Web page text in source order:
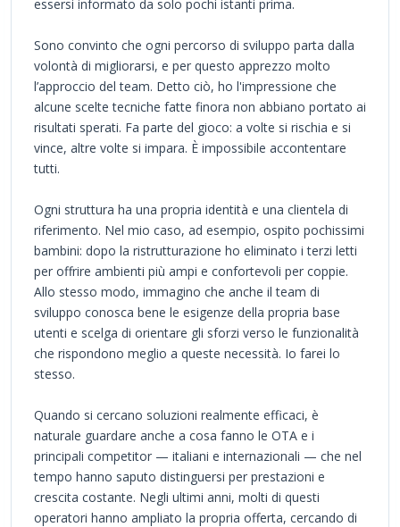
essersi informato da solo pochi istanti prima.
Sono convinto che ogni percorso di sviluppo parta dalla
volontà di migliorarsi, e per questo apprezzo molto
l’approccio del team. Detto ciò, ho l'impressione che
alcune scelte tecniche fatte finora non abbiano portato ai
risultati sperati. Fa parte del gioco: a volte si rischia e si
vince, altre volte si impara. È impossibile accontentare
tutti.
Ogni struttura ha una propria identità e una clientela di
riferimento. Nel mio caso, ad esempio, ospito pochissimi
bambini: dopo la ristrutturazione ho eliminato i terzi letti
per offrire ambienti più ampi e confortevoli per coppie.
Allo stesso modo, immagino che anche il team di
sviluppo conosca bene le esigenze della propria base
utenti e scelga di orientare gli sforzi verso le funzionalità
che rispondono meglio a queste necessità. Io farei lo
stesso.
Quando si cercano soluzioni realmente efficaci, è
naturale guardare anche a cosa fanno le OTA e i
principali competitor — italiani e internazionali — che nel
tempo hanno saputo distinguersi per prestazioni e
crescita costante. Negli ultimi anni, molti di questi
operatori hanno ampliato la propria offerta, cercando di